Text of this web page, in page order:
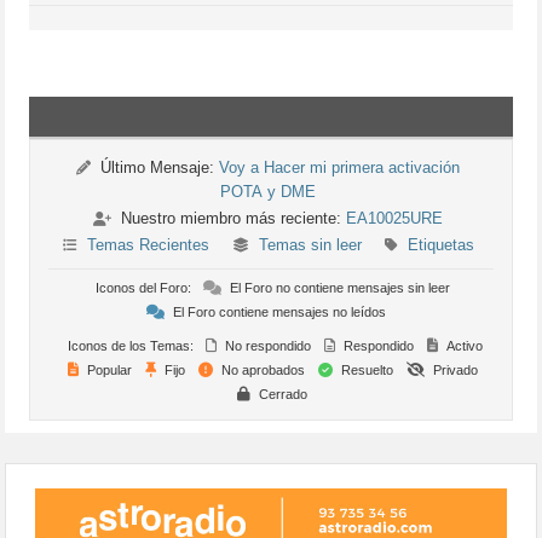
Último Mensaje: Voy a Hacer mi primera activación
POTA y DME
Nuestro miembro más reciente: EA10025URE
Temas Recientes
Temas sin leer Etiquetas
Iconos del Foro:
El Foro no contiene mensajes sin leer
El Foro contiene mensajes no leídos
Iconos de los Temas: No respondido Respondido
Activo
Popular
Fijo No aprobados Resuelto
Privado
Cerrado